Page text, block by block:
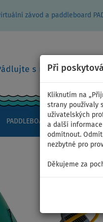
závod a paddleboard
Při
Kliknutím na
strany používaly
uživatelských
a další informace
odmítnout.
nezbytné pro
Děkujeme za
PADDLEBOARDY KAJAKY